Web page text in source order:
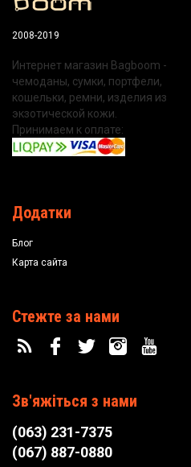
2008-2019
Интернет магазин Bagboom -
чемоданы, сумки, портфели,
кошельки, ремни, изделия из
экзотической кожи.
Принимаем к оплате:
Додатки
Блог
Карта сайта
Стежте за нами
Зв'яжіться з нами
(063) 231-7375
(067) 887-0880